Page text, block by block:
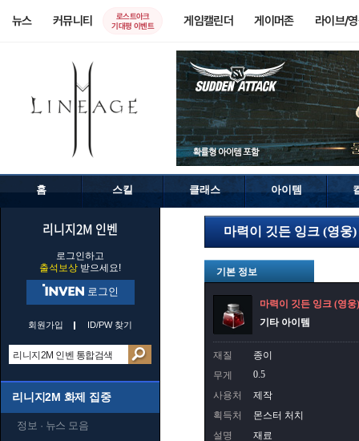
뉴스 커뮤니티
로스트아크
기대평 이벤트
게임캘린더 게이머존 라이브/
홈 스킬 클래스 아이템
리니지2M 인벤
로그인하고
출석보상 받으세요!
로그인
회원가입 ID/PW 찾기
리니지2M 화제 집중
정보 · 뉴스 모음
마력이 깃든 잉크 (영웅)
기본 정보
마력이 깃든 잉크 (영
기타 아이템
재질
종이
무게
0.5
사용처
제작
획득처
몬스터 처치
설명
재료